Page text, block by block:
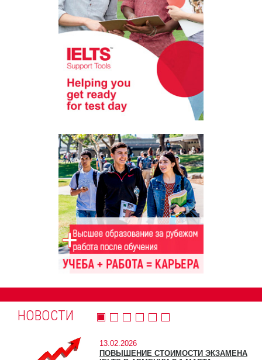
НОВОСТИ
13.02.2026
ПОВЫШЕНИЕ СТОИМОСТИ ЭКЗАМЕНА